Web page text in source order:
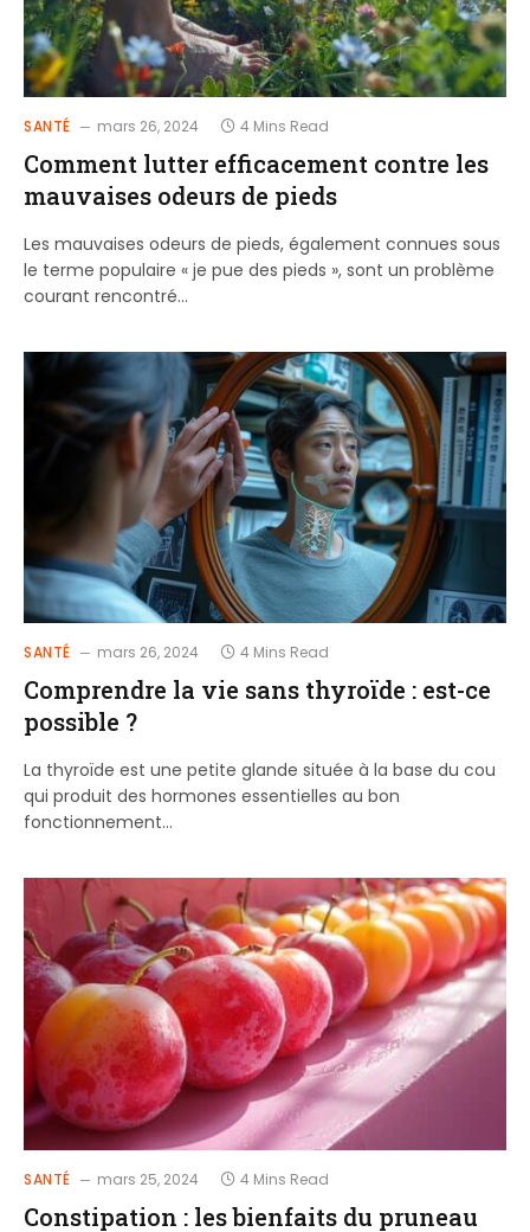
SANTÉ mars 26, 2024 4 Mins Read
Comment lutter efficacement contre les
mauvaises odeurs de pieds
Les mauvaises odeurs de pieds, également connues sous
le terme populaire « je pue des pieds », sont un problème
courant rencontré…
SANTÉ mars 26, 2024 4 Mins Read
Comprendre la vie sans thyroïde : est-ce
possible ?
La thyroïde est une petite glande située à la base du cou
qui produit des hormones essentielles au bon
fonctionnement…
SANTÉ mars 25, 2024 4 Mins Read
Constipation : les bienfaits du pruneau